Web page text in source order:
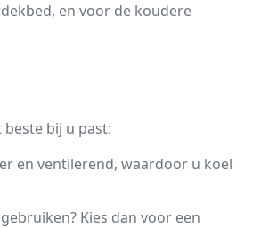
en voor de koudere
bij u past:
en ventilerend, waardoor u koel
Kies dan voor een